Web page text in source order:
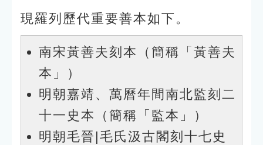
現羅列歷代重要善本如下。
南宋黃善夫刻本（簡稱「黃善夫
本」）
明朝嘉靖、萬曆年間南北監刻二
十一史本（簡稱「監本」）
明朝毛晉|毛氏汲古閣刻十七史